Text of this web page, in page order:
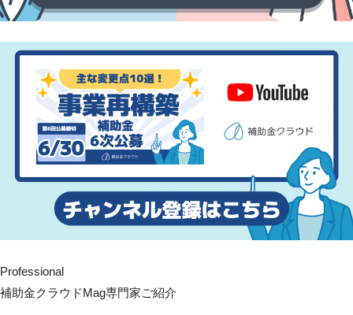
Professional
補助金クラウドMag専門家ご紹介